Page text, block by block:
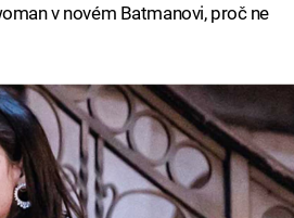
v novém Batmanovi, proč ne